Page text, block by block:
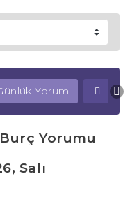
Yorum
Yorumu
Salı